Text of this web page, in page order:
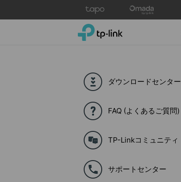
TP-Link, Reliably Smart
ダウンロードセンター
FAQ (よくあるご質問)
TP-Linkコミュニティ
サポートセンター